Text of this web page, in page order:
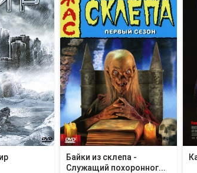
Байки из склепа -
Служащий похоронног...